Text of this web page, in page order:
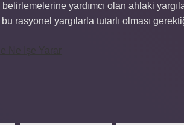
belirlemelerine yardımcı olan ahlaki
rasyonel yargılarla tutarlı olması
Ne Işe Yarar